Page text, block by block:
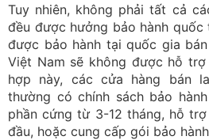
Tuy nhiên, không phải tất cả
đều được hưởng bảo hành quốc
được bảo hành tại quốc gia
Việt Nam sẽ không được hỗ
hợp này, các cửa hàng bán
thường có chính sách bảo
phần cứng từ 3-12 tháng, hỗ
đầu, hoặc cung cấp gói bảo